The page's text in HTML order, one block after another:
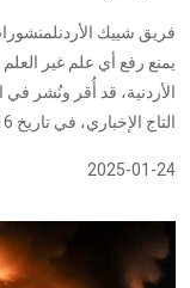
فريق شييك
يمنع رفع أي علم غير العلم
التاج الإخباري، في تاريخ 16 يناير/...
2025-01-24